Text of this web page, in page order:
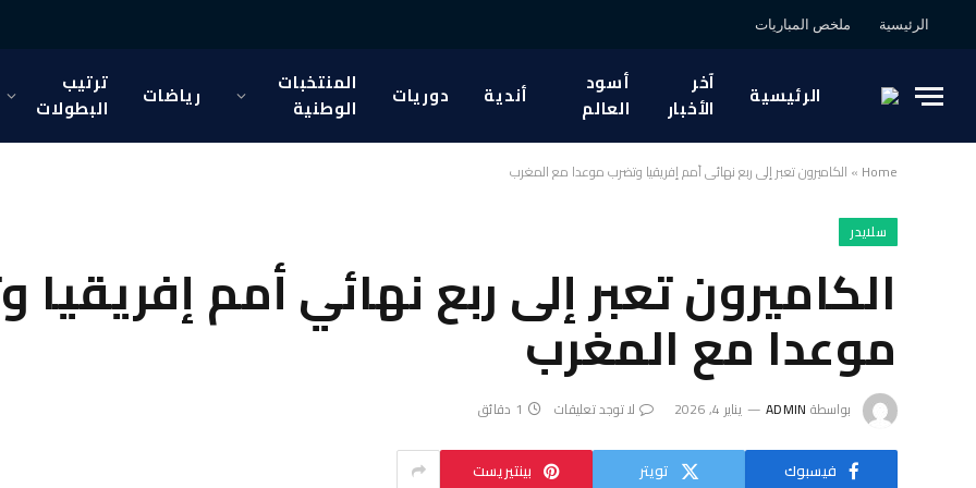
الرئيسية ملخص المباريات
الرئيسية
آخر
الأخبار
أسود
العالم
أندية دوريات
المنتخبات
الوطنية
رياضات
ترتيب
البطولات
Home
» الكاميرون تعبر إلى ربع نهائي أمم إفريقيا وتضرب موعدا مع المغرب
سلايدر
الكاميرون تعبر إلى ربع نهائي أمم
موعدا مع المغرب
بواسطة ADMIN يناير 4, 2026 لا توجد تعليقات 1 دقائق
فيسبوك تويتر بينتيريست